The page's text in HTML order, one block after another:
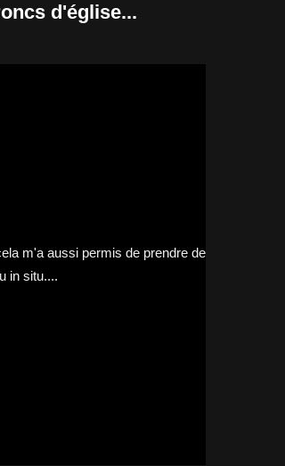
d'église...